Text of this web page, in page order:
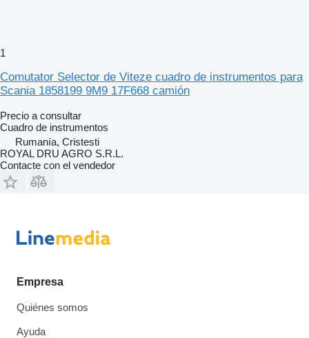
1
Comutator Selector de Viteze cuadro de instrumentos para
Scania 1858199 9M9 17F668 camión
Precio a consultar
Cuadro de instrumentos
Rumanía, Cristesti
ROYAL DRU AGRO S.R.L.
Contacte con el vendedor
Empresa
Quiénes somos
Ayuda